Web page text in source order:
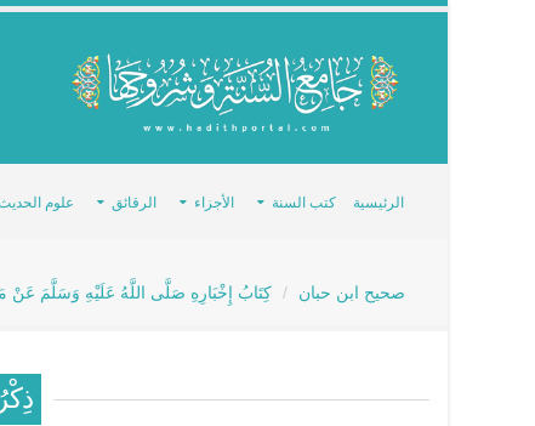
الرئيسية كتب السنة الأجزاء الرقائق علوم
صحيح ابن حبان كِتَابُ إِخْبَارِهِ صَلَّى اللَّهُ عَلَيْهِ وَسَلَّمَ عَنْ